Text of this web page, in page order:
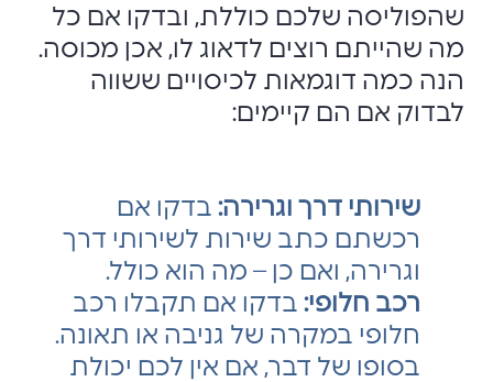
שהפוליסה שלכם כוללת, ובדקו אם כל
מה שהייתם רוצים לדאוג לו, אכן מכוסה.
הנה כמה דוגמאות לכיסויים ששווה
לבדוק אם הם קיימים:
שירותי דרך וגרירה: בדקו אם
רכשתם כתב שירות לשירותי דרך
וגרירה, ואם כן – מה הוא כולל.
רכב חלופי: בדקו אם תקבלו רכב
חלופי במקרה של גניבה או תאונה.
בסופו של דבר, אם אין לכם יכולת